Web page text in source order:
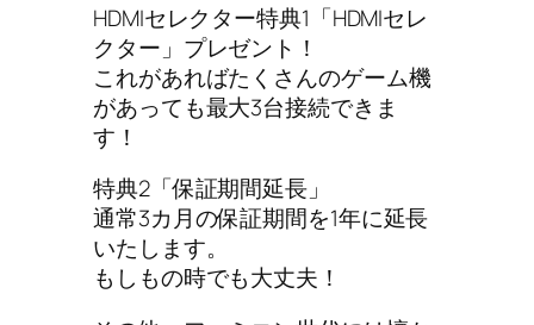
HDMIセレクター特典1「HDMIセレ
クター」プレゼント！
これがあればたくさんのゲーム機
があっても最大3台接続できま
す！
特典2「保証期間延長」
通常3カ月の保証期間を1年に延長
いたします。
もしもの時でも大丈夫！